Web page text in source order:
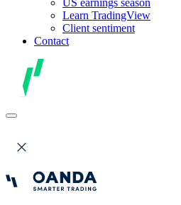
Learn TradingView
Client sentiment
Contact